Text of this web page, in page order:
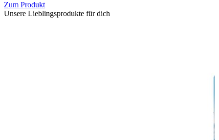
Zum Produkt
Unsere Lieblingsprodukte für dich